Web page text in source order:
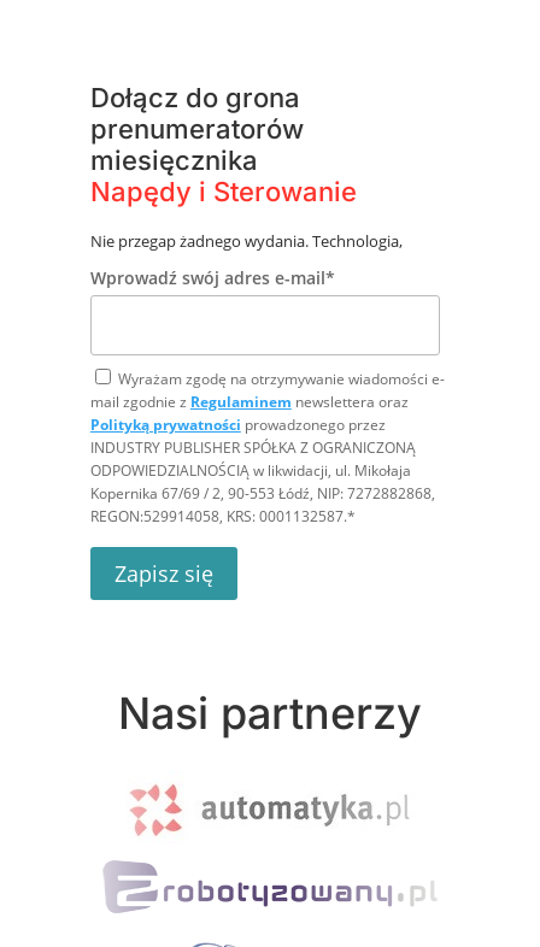
Dołącz do grona
prenumeratorów
miesięcznika
Napędy i Sterowanie
Nie przegap żadnego wydania. Technologia,
zawsze za darmo!
Wprowadź swój adres e-mail*
Wyrażam zgodę na otrzymywanie wiadomości e-
mail zgodnie z Regulaminem newslettera oraz
Polityką prywatności prowadzonego przez
INDUSTRY PUBLISHER SPÓŁKA Z OGRANICZONĄ
ODPOWIEDZIALNOŚCIĄ w likwidacji, ul. Mikołaja
Kopernika 67/69 / 2, 90-553 Łódź, NIP: 7272882868,
REGON:529914058, KRS: 0001132587.*
Zapisz się
Nasi partnerzy